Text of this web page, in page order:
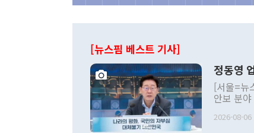
[뉴스핌 베스트 기사]
정동영
[서울=뉴
안보 분
발언 중에
2026-08-